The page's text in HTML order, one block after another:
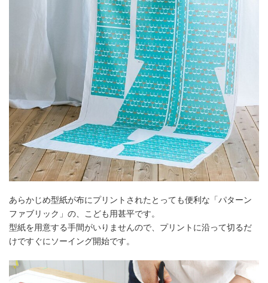
あらかじめ型紙が布にプリントされたとっても便利な「パターン
ファブリック」の、こども用甚平です。
型紙を用意する手間がいりませんので、プリントに沿って切るだ
けですぐにソーイング開始です。